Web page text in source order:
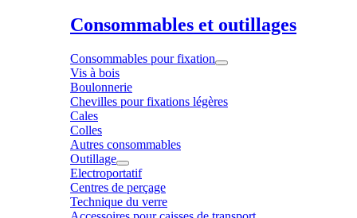
Consommables et outillages
Consommables pour fixation
Vis à bois
Boulonnerie
Chevilles pour fixations légères
Cales
Colles
Autres consommables
Outillage
Electroportatif
Centres de perçage
Technique du verre